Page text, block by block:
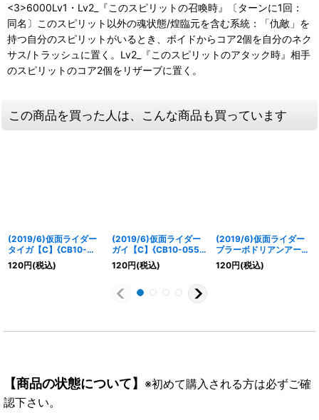
<3>6000Lv1・Lv2_『このスピリットの召喚時』〔ターンに1回：
同名〕このスピリット以外の魂状態/煌臨元を含む系統：「仇敵」を
持つ自分のスピリットがいるとき、ボイドからコア2個を自分のネク
サス/トラッシュに置く。Lv2_『このスピリットのアタック時』相手
のスピリットのコア2個をリザーブに置く。
この商品を買った人は、こんな商品も買っています
(2019/6)仮面ライダー
タイガ【C】{CB10-
064}《青》
120円(税込)
(2019/6)仮面ライダー
ガイ【C】{CB10-055}
《白》
120円(税込)
(2019/6)仮面ライダー
ブラーボドリアンアーム
ズ【R】{CB09-046}
《緑》
120円(税込)
【商品の状態について】 ※初めて購入される方は必ずご確
認下さい。